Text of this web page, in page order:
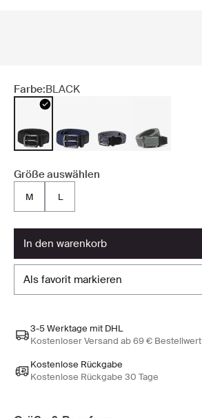
Farbe:BLACK
Größe auswählen
M L
in den warenkorb
als favorit markieren
3-5 Werktage mit DHL
Kostenloser Versand ab 69 € Bestellwert
Kostenlose Rückgabe
Kostenlose Rückgabe 30 Tage